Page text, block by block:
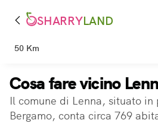
SHARRYLAND
50 Km
Cosa fare vicino
Il comune di Lenna, situato in
Bergamo, conta circa 769